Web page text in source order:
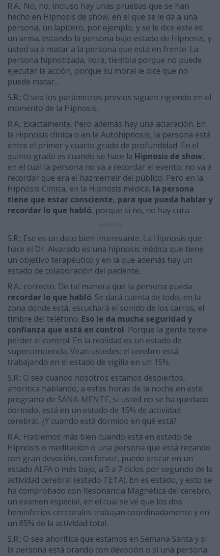
R.A.: No, no. Incluso hay unas pruebas que se han
hecho en Hipnosis de show, en el que se le da a una
persona, un lapicero, por ejemplo, y se le dice este es
un arma, estando la persona bajo estado de Hipnosis, y
usted va a matar a la persona que está en frente. La
persona hipnotizada, llora, tiembla porque no puede
ejecutar la acción, porque su moral le dice que no
puede matar…
S.R.: O sea los parámetros previos siguen rigiendo en el
momento de la Hipnosis.
R.A.: Exactamente. Pero además hay una aclaración. En
la Hipnosis clínica o en la Autohipnosis, la persona está
entre el primer y cuarto grado de profundidad. En el
quinto grado es cuando se hace la Hipnosis de show,
en el cual la persona no va a recordar el evento, no va a
recordar que era el hazmerreir del público. Pero en la
Hipnosis Clínica, en la Hipnosis médica, la persona
tiene que estar consciente, para que pueda hablar y
recordar lo que habló, porque si no, no hay cura.
S.R.: Ese es un dato bien interesante. La Hipnosis que
hace el Dr. Alvarado es una hipnosis médica que tiene
un objetivo terapéutico y en la que además hay un
estado de colaboración del paciente.
R.A.: correcto. De tal manera que la persona pueda
recordar lo que habló. Se dará cuenta de todo, en la
zona donde está, escuchará el sonido de los carros, el
timbre del teléfono. Eso le da mucha seguridad y
confianza que está en control. Porque la gente teme
perder el control. En la realidad es un estado de
superconciencia. Vean ustedes: el cerebro está
trabajando en el estado de vigilia en un 15%.
S.R.: O sea cuando nosotros estamos despiertos,
ahoritica hablando, a estas horas de la noche en este
programa de SANA-MENTE, si usted no se ha quedado
dormido, está en un estado de 15% de actividad
cerebral. ¿Y cuando está dormido en qué está?
R.A.: Hablemos más bien cuando está en estado de
Hipnosis o meditación o una persona que está rezando
con gran devoción, con fervor, puede entrar en un
estado ALFA o más bajo, a 5 a 7 ciclos por segundo de la
actividad cerebral (estado TETA). En es estado, y esto se
ha comprobado con Resonancia Magnética del cerebro,
un examen especial, en el cual se ve que los dos
hemisferios cerebrales trabajan coordinadamente y en
un 85% de la actividad total.
S.R.: O sea ahoritica que estamos en Semana Santa y si
la persona está orando con devoción o si una persona